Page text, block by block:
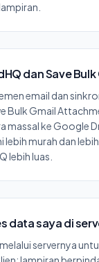
dan Save
email dan
Bulk Gmail
massal ke Google
lebih murah dan
lebih luas.
data saya di
servernya